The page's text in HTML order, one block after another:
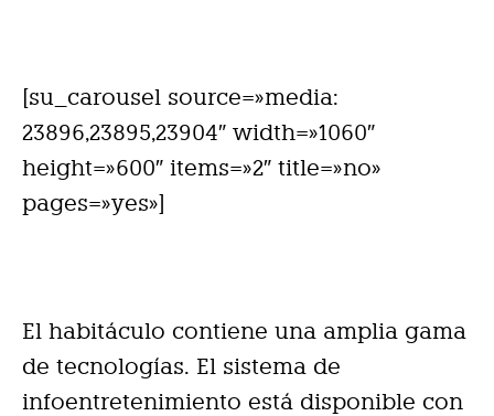
[su_carousel source=»media:
23896,23895,23904″ width=»1060″
height=»600″ items=»2″ title=»no»
pages=»yes»]
El habitáculo contiene una amplia gama
de tecnologías. El sistema de
infoentretenimiento está disponible con